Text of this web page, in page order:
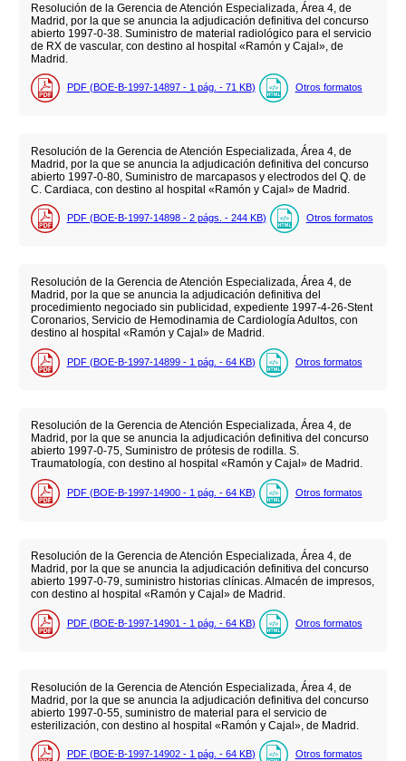
Resolución de la Gerencia de Atención Especializada, Área 4, de
Madrid, por la que se anuncia la adjudicación definitiva del concurso
abierto 1997-0-38. Suministro de material radiológico para el servicio
de RX de vascular, con destino al hospital «Ramón y Cajal», de
Madrid.
PDF (BOE-B-1997-14897 - 1 pág. - 71 KB) Otros formatos
Resolución de la Gerencia de Atención Especializada, Área 4, de
Madrid, por la que se anuncia la adjudicación definitiva del concurso
abierto 1997-0-80, Suministro de marcapasos y electrodos del Q. de
C. Cardiaca, con destino al hospital «Ramón y Cajal» de Madrid.
PDF (BOE-B-1997-14898 - 2 págs. - 244 KB) Otros formatos
Resolución de la Gerencia de Atención Especializada, Área 4, de
Madrid, por la que se anuncia la adjudicación definitiva del
procedimiento negociado sin publicidad, expediente 1997-4-26-Stent
Coronarios, Servicio de Hemodinamia de Cardiología Adultos, con
destino al hospital «Ramón y Cajal» de Madrid.
PDF (BOE-B-1997-14899 - 1 pág. - 64 KB) Otros formatos
Resolución de la Gerencia de Atención Especializada, Área 4, de
Madrid, por la que se anuncia la adjudicación definitiva del concurso
abierto 1997-0-75, Suministro de prótesis de rodilla. S.
Traumatología, con destino al hospital «Ramón y Cajal» de Madrid.
PDF (BOE-B-1997-14900 - 1 pág. - 64 KB) Otros formatos
Resolución de la Gerencia de Atención Especializada, Área 4, de
Madrid, por la que se anuncia la adjudicación definitiva del concurso
abierto 1997-0-79, suministro historias clínicas. Almacén de impresos,
con destino al hospital «Ramón y Cajal» de Madrid.
PDF (BOE-B-1997-14901 - 1 pág. - 64 KB) Otros formatos
Resolución de la Gerencia de Atención Especializada, Área 4, de
Madrid, por la que se anuncia la adjudicación definitiva del concurso
abierto 1997-0-55, suministro de material para el servicio de
esterilización, con destino al hospital «Ramón y Cajal», de Madrid.
PDF (BOE-B-1997-14902 - 1 pág. - 64 KB) Otros formatos